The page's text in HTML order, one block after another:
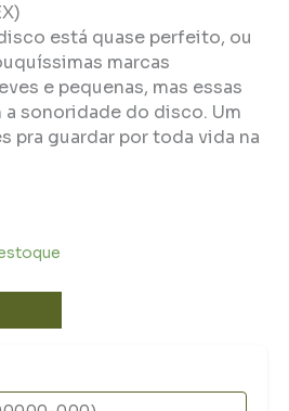
está quase perfeito, ou
marcas
e pequenas, mas essas
a sonoridade do disco. Um
pra guardar por toda vida na